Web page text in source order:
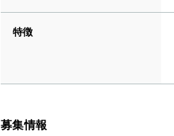
特徴
募集情報